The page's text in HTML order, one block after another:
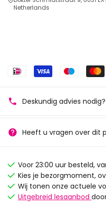
Netherlands
Deskundig advies nodig?
Heeft u vragen over dit
Voor 23:00 uur besteld,
Kies je bezorgmoment,
Wij tonen onze actuele
Uitgebreid lesaanbod